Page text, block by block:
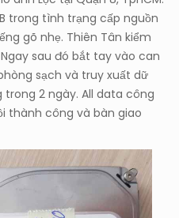
trong tình trạng cấp nguồn
gõ nhẹ. Thiên Tân kiểm
sau đó bắt tay vào can
sạch và truy xuất dữ
2 ngày. All data công
thành công và bàn giao